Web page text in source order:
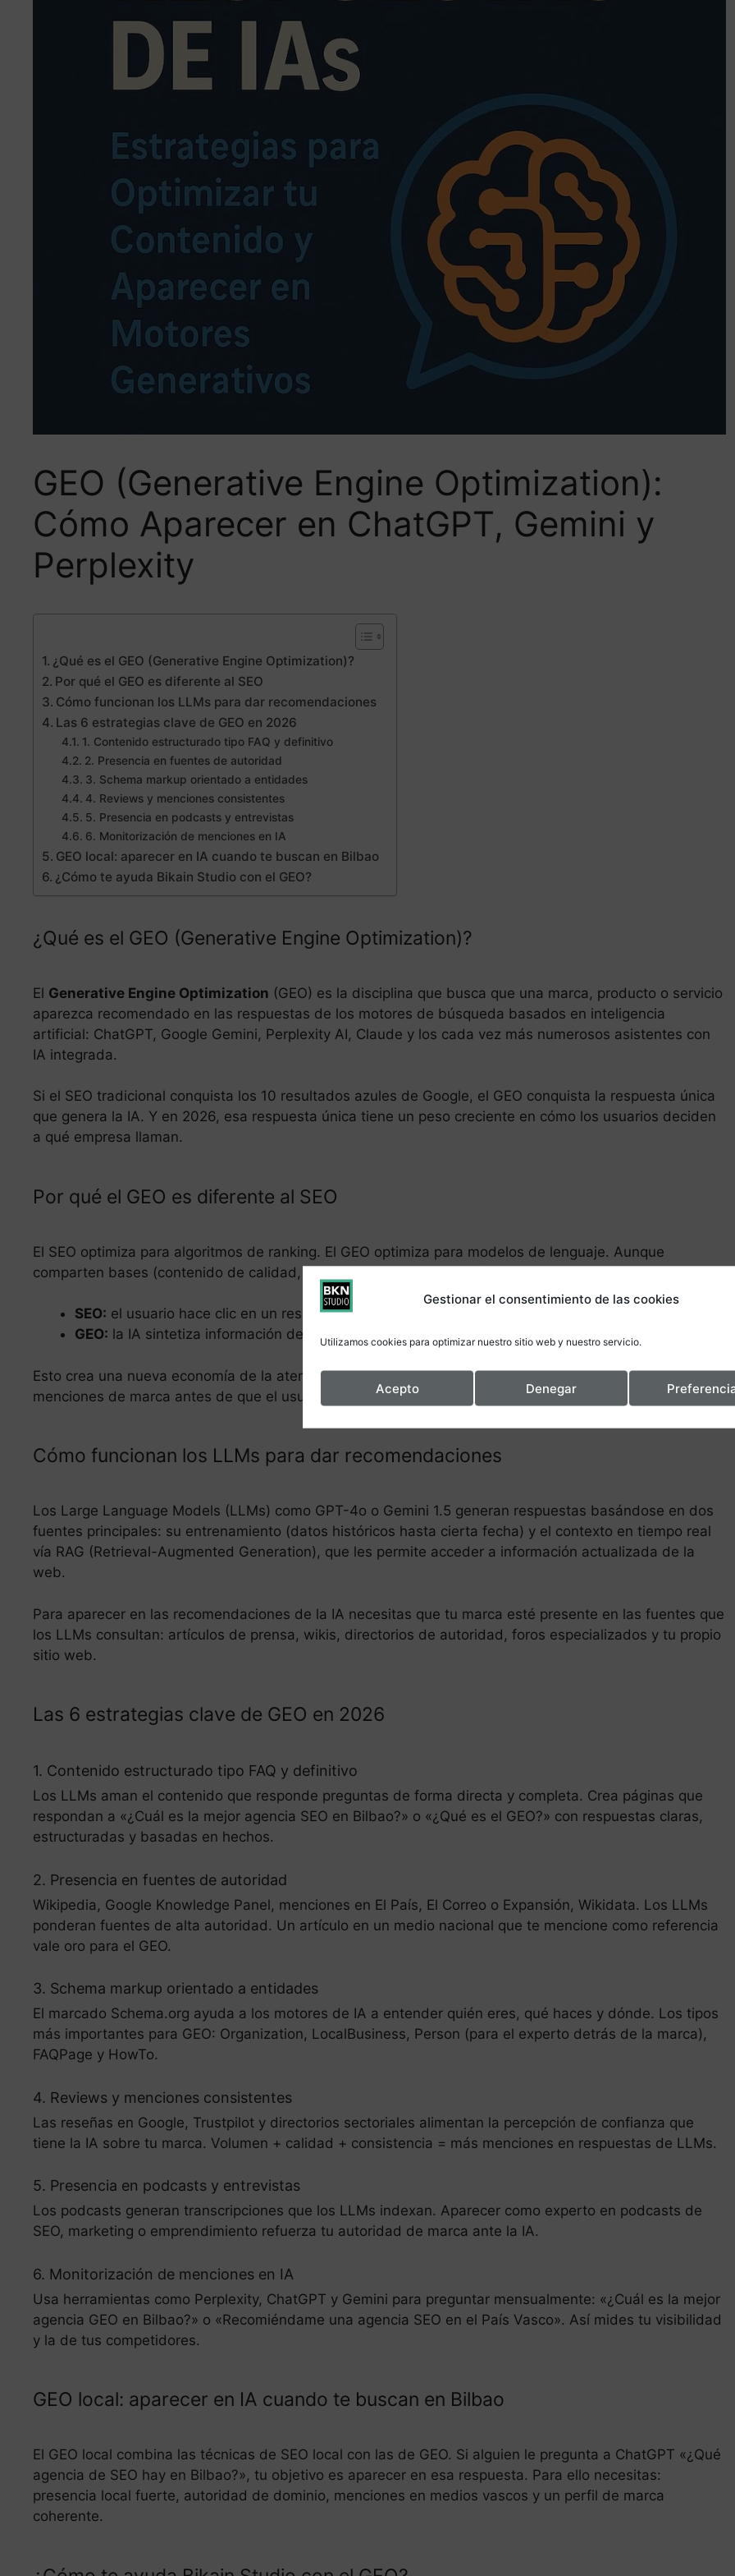
Gestionar el consentimiento de las cookies
Utilizamos cookies para optimizar nuestro sitio web y nuestro servicio.
Acepto Denegar
GEO (Generative Engine Optimization):
Cómo Aparecer en ChatGPT, Gemini y
Perplexity
¿Qué es el GEO (Generative Engine Optimization)?
Por qué el GEO es diferente al SEO
Cómo funcionan los LLMs para dar recomendaciones
Las 6 estrategias clave de GEO en 2026
1. Contenido estructurado tipo FAQ y definitivo
2. Presencia en fuentes de autoridad
3. Schema markup orientado a entidades
4. Reviews y menciones consistentes
5. Presencia en podcasts y entrevistas
6. Monitorización de menciones en IA
GEO local: aparecer en IA cuando te buscan en Bilbao
¿Cómo te ayuda Bikain Studio con el GEO?
¿Qué es el GEO (Generative Engine Optimization)?
El Generative Engine Optimization (GEO) es la disciplina que busca que una marca, producto o servicio
aparezca recomendado en las respuestas de los motores de búsqueda basados en inteligencia
artificial: ChatGPT, Google Gemini, Perplexity AI, Claude y los cada vez más numerosos asistentes con
IA integrada.
Si el SEO tradicional conquista los 10 resultados azules de Google, el GEO conquista la respuesta única
que genera la IA. Y en 2026, esa respuesta única tiene un peso creciente en cómo los usuarios deciden
a qué empresa llaman.
Por qué el GEO es diferente al SEO
El SEO optimiza para algoritmos de ranking. El GEO optimiza para modelos de lenguaje. Aunque
comparten bases (contenido de calidad, autoridad, estructura), la lógica es distinta:
SEO: el usuario hace clic en un resultado y visita tu web.
GEO: la IA sintetiza información de múltiples fuentes y te menciona directamente en su respuesta.
Esto crea una nueva economía de la atención: quienes aparecen en las respuestas de IA reciben
menciones de marca antes de que el usuario haya visitado ninguna web.
Cómo funcionan los LLMs para dar recomendaciones
Los Large Language Models (LLMs) como GPT-4o o Gemini 1.5 generan respuestas basándose en dos
fuentes principales: su entrenamiento (datos históricos hasta cierta fecha) y el contexto en tiempo real
vía RAG (Retrieval-Augmented Generation), que les permite acceder a información actualizada de la
web.
Para aparecer en las recomendaciones de la IA necesitas que tu marca esté presente en las fuentes que
los LLMs consultan: artículos de prensa, wikis, directorios de autoridad, foros especializados y tu propio
sitio web.
Las 6 estrategias clave de GEO en 2026
1. Contenido estructurado tipo FAQ y definitivo
Los LLMs aman el contenido que responde preguntas de forma directa y completa. Crea páginas que
respondan a «¿Cuál es la mejor agencia SEO en Bilbao?» o «¿Qué es el GEO?» con respuestas claras,
estructuradas y basadas en hechos.
2. Presencia en fuentes de autoridad
Wikipedia, Google Knowledge Panel, menciones en El País, El Correo o Expansión, Wikidata. Los LLMs
ponderan fuentes de alta autoridad. Un artículo en un medio nacional que te mencione como referencia
vale oro para el GEO.
3. Schema markup orientado a entidades
El marcado Schema.org ayuda a los motores de IA a entender quién eres, qué haces y dónde. Los tipos
más importantes para GEO: Organization, LocalBusiness, Person (para el experto detrás de la marca),
FAQPage y HowTo.
4. Reviews y menciones consistentes
Las reseñas en Google, Trustpilot y directorios sectoriales alimentan la percepción de confianza que
tiene la IA sobre tu marca. Volumen + calidad + consistencia = más menciones en respuestas de LLMs.
5. Presencia en podcasts y entrevistas
Los podcasts generan transcripciones que los LLMs indexan. Aparecer como experto en podcasts de
SEO, marketing o emprendimiento refuerza tu autoridad de marca ante la IA.
6. Monitorización de menciones en IA
Usa herramientas como Perplexity, ChatGPT y Gemini para preguntar mensualmente: «¿Cuál es la mejor
agencia GEO en Bilbao?» o «Recomiéndame una agencia SEO en el País Vasco». Así mides tu visibilidad
y la de tus competidores.
GEO local: aparecer en IA cuando te buscan en Bilbao
El GEO local combina las técnicas de SEO local con las de GEO. Si alguien le pregunta a ChatGPT «¿Qué
agencia de SEO hay en Bilbao?», tu objetivo es aparecer en esa respuesta. Para ello necesitas:
presencia local fuerte, autoridad de dominio, menciones en medios vascos y un perfil de marca
coherente.